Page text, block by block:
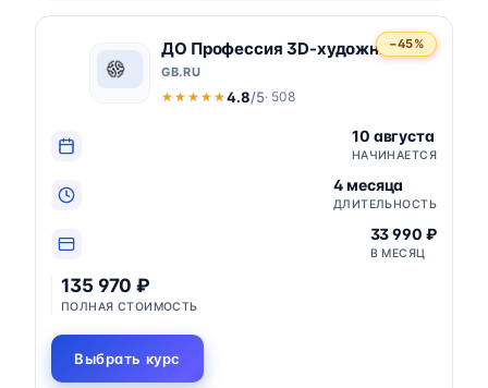
−45%
ДО Профессия 3D-художник
GB.RU
★★★★★
★★★★★ 4.8/5· 508
10 августа
НАЧИНАЕТСЯ
4 месяца
ДЛИТЕЛЬНОСТЬ
33 990 ₽
В МЕСЯЦ
135 970 ₽
ПОЛНАЯ СТОИМОСТЬ
Выбрать курс